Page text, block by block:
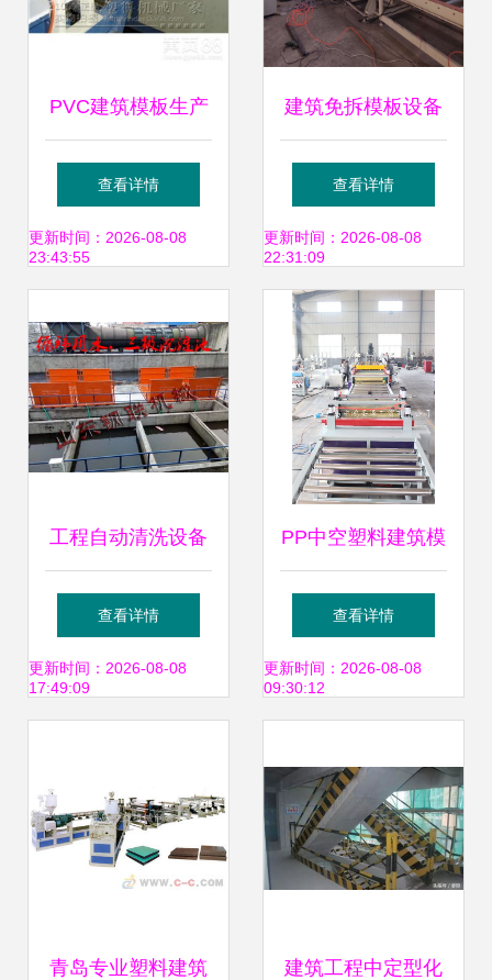
PVC建筑模板生产
线设备 现代建筑施
工的高效利器
查看详情
更新时间：2026-08-08
23:43:55
建筑免拆模板设备
高效施工与设备租
赁的智慧选择
查看详情
更新时间：2026-08-08
22:31:09
工程自动清洗设备
建筑冲洗与脚手架
维护的智能革新
查看详情
更新时间：2026-08-08
17:49:09
PP中空塑料建筑模
板生产线设备 建筑
行业绿色革命的新
查看详情
更新时间：2026-08-08
09:30:12
青岛专业塑料建筑 建筑工程中定型化